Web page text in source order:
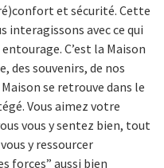
et sécurité. Cette
interagissons avec ce qui
C’est la Maison
des souvenirs, de nos
se retrouve dans le
Vous aimez votre
vous y sentez bien, tout
y ressourcer
forces” aussi bien